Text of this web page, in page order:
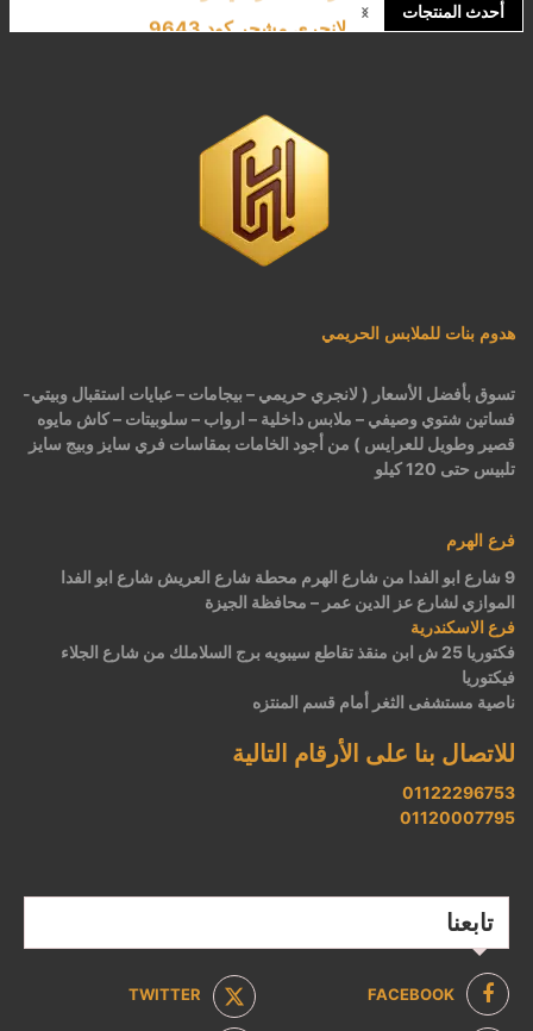
أحدث المنتجات
هدوم بنات للملابس الحريمي
تسوق بأفضل الأسعار ( لانجري حريمي – بيجامات – عبايات استقبال وبيتي-
فساتين شتوي وصيفي – ملابس داخلية – ارواب – سلوبيتات – كاش مايوه
قصير وطويل للعرايس ) من أجود الخامات بمقاسات فري سايز وبيج سايز
تلبيس حتى 120 كيلو
فرع الهرم
9 شارع ابو الفدا من شارع الهرم محطة شارع العريش شارع ابو الفدا
الموازي لشارع عز الدين عمر – محافظة الجيزة
فرع الاسكندرية
فكتوريا 25 ش ابن منقذ تقاطع سيبويه برج السلاملك من شارع الجلاء
فيكتوريا
ناصية مستشفى الثغر أمام قسم المنتزه
للاتصال بنا على الأرقام التالية
01122296753
01120007795
تابعنا
FACEBOOK
TWITTER